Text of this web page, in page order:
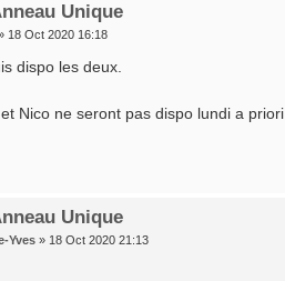
Unique
18 Oct 2020 16:18
dispo les deux.
Nico ne seront pas dispo lundi a priori
Unique
Yves » 18 Oct 2020 21:13